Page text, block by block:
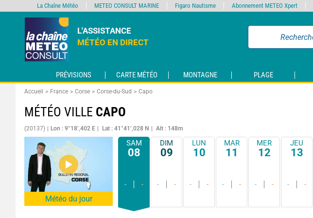
L'ASSISTANCE
MÉTÉO EN DIRECT
PRÉVISIONS CARTE MÉTÉO MONTAGNE PLAGE
Accueil France Corse Corse-du-Sud Capo
MÉTÉO VILLE CAPO
(20137) Lon : 9°18’,402 E Lat : 41°41’,028 N Alt : 148m
Météo du jour
SAM
08
- -
DIM
09
- -
LUN
10
- -
MAR
11
- -
MER
12
- -
JEU
13
- -
La Chaîne Météo METEO CONSULT MARINE Figaro Nautisme Abonnement METEO Xpert